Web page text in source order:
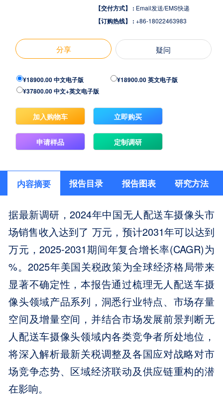
【交付方式】 : Email发送/EMS快递
【订购热线】 : +86-18022463983
分享 疑问
¥18900.00 中文电子版
¥18900.00 英文电子版
¥37800.00 中文+英文电子版
加入购物车 立即购买
申请样品 定制调研
内容摘要 报告目录 报告图表 研究方法
据最新调研，2024年中国无人配送车摄像头市
场销售收入达到了 万元，预计2031年可以达到
万元，2025-2031期间年复合增长率(CAGR)为
%。2025年美国关税政策为全球经济格局带来
显著不确定性，本报告通过梳理无人配送车摄
像头领域产品系列，洞悉行业特点、市场存量
空间及增量空间，并结合市场发展前景判断无
人配送车摄像头领域内各类竞争者所处地位，
将深入解析最新关税调整及各国应对战略对市
场竞争态势、区域经济联动及供应链重构的潜
在影响。